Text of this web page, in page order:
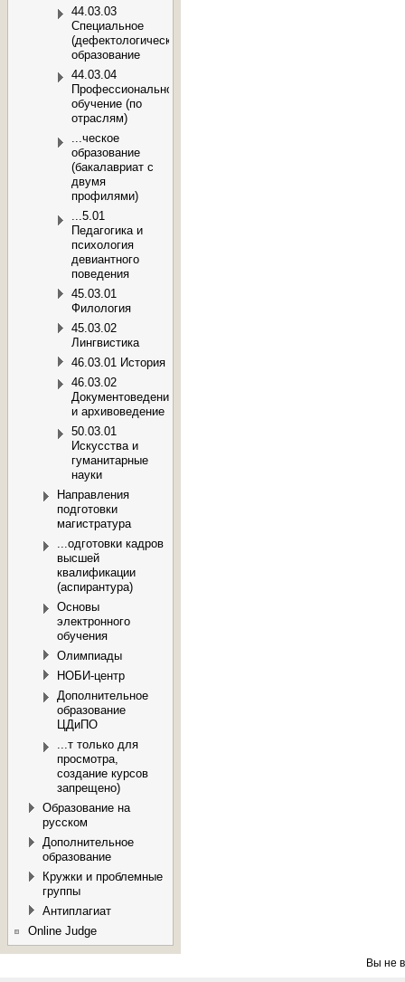
44.03.03
Специальное
(дефектологическое)
образование
44.03.04
Профессиональное
обучение (по
отраслям)
...ческое
образование
(бакалавриат с
двумя
профилями)
...5.01
Педагогика и
психология
девиантного
поведения
45.03.01
Филология
45.03.02
Лингвистика
46.03.01 История
46.03.02
Документоведение
и архивоведение
50.03.01
Искусства и
гуманитарные
науки
Направления
подготовки
магистратура
...одготовки кадров
высшей
квалификации
(аспирантура)
Основы
электронного
обучения
Олимпиады
НОБИ-центр
Дополнительное
образование
ЦДиПО
...т только для
просмотра,
создание курсов
запрещено)
Образование на
русском
Дополнительное
образование
Кружки и проблемные
группы
Антиплагиат
Online Judge
Вы не